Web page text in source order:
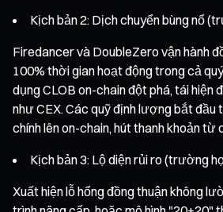
Kịch bản 2: Dịch chuyển bùng nổ
Firedancer và DoubleZero vận hành
100% thời gian hoạt động trong cả
dụng CLOB on-chain đột phá, tái hiện
như CEX. Các quỹ định lượng bắt đầu
chính lên on-chain, hút thanh khoản từ
Kịch bản 3: Lộ diện rủi ro (trường
Xuất hiện lỗ hổng đồng thuận không